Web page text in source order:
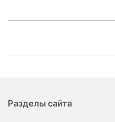
Разделы сайта